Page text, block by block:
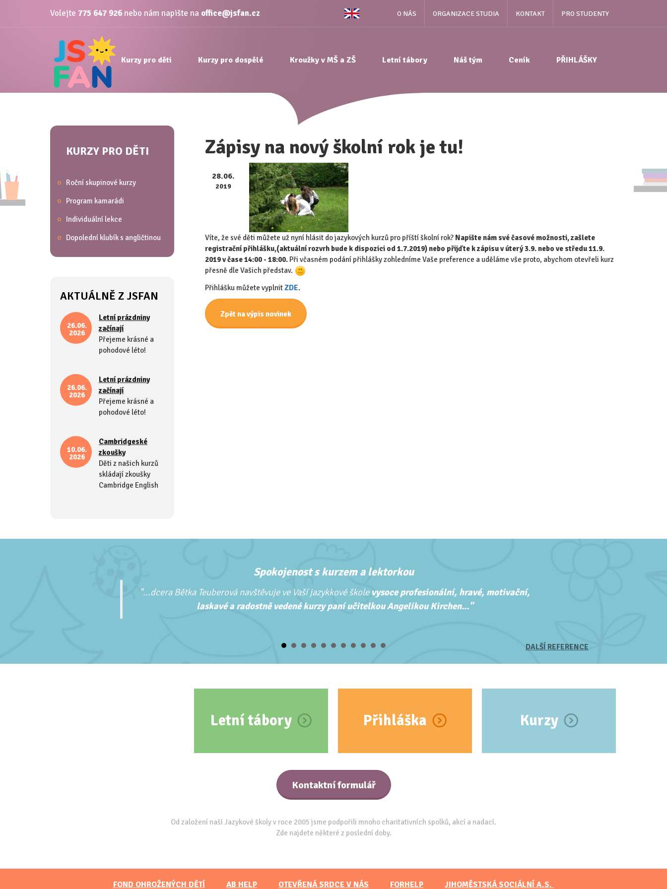
Volejte 775 647 926 nebo nám napište na office@jsfan.cz O NÁS ORGANIZACE STUDIA KONTAKT PRO STUDENTY
Kurzy pro děti Kurzy pro dospělé Kroužky v MŠ a ZŠ Letní tábory Náš tým Ceník PŘIHLÁŠKY
Zápisy na nový školní rok je tu!
28.06.
2019
Víte, že své děti můžete už nyní hlásit do jazykových kurzů pro příští školní rok? Napište nám své časové možnosti,zašlete
registrační přihlášku,(aktuální rozvrh bude k dispozici od 1.7.2019) nebo přijďte k zápisu v úterý 3.9. nebo ve středu 11.9.
2019 v čase 14:00 - 18:00. Při včasném podání přihlášky zohledníme Vaše preference a uděláme vše proto, abychom otevřeli kurz
přesně dle Vašich představ.
Přihlášku můžete vyplnitZDE.
Zpět na výpis novinek
KURZY PRO DĚTI
Roční skupinové kurzy
Program kamarádi
Individuální lekce
Dopolední klubík s angličtinou
AKTUÁLNĚ Z JSFAN
26.06.
2026
Letní prázdniny
začínají
Přejeme krásné a
pohodové léto!
26.06.
2026
Letní prázdniny
začínají
Přejeme krásné a
pohodové léto!
10.06.
2026
Cambridgeské
zkoušky
Děti z našich kurzů
skládají zkoušky
Cambridge English
Spokojenost s kurzem a lektorkou
"...dcera Bětka Teuberová navštěvuje ve Vaší jazykkové škole vysoce profesionální, hravé, motivační,
laskavé a radostně vedené kurzy paní učitelkou Angelikou Kirchen..."
DALŠÍ REFERENCE
Letní tábory Přihláška Kurzy
Kontaktní formulář
Od založení naší Jazykové školy v roce 2005 jsme podpořili mnoho charitativních spolků, akcí a nadací.
Zde najdete některé z poslední doby.
FOND OHROŽENÝCH DĚTÍ AB HELP OTEVŘENÁ SRDCE V NÁS FORHELP JIHOMĚSTSKÁ SOCIÁLNÍ A.S.